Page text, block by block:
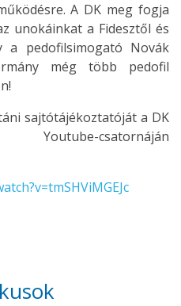
A DK meg fogja
unokáinkat a Fidesztől és
pedofilsimogató Novák
még több pedofil
sajtótájékoztatóját a DK
Youtube-csatornáján